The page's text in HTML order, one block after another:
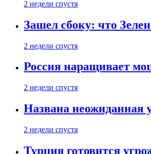
2 недели спустя
Зашел сбоку: что
2 недели спустя
Россия наращивает
2 недели спустя
Названа неожиданная
2 недели спустя
Турция готовится